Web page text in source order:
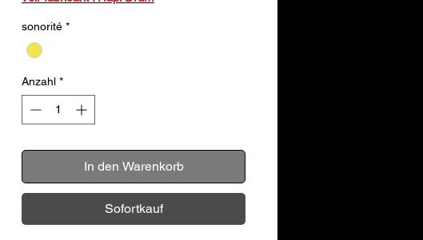
sonorité *
Anzahl *
In den Warenkorb
Sofortkauf